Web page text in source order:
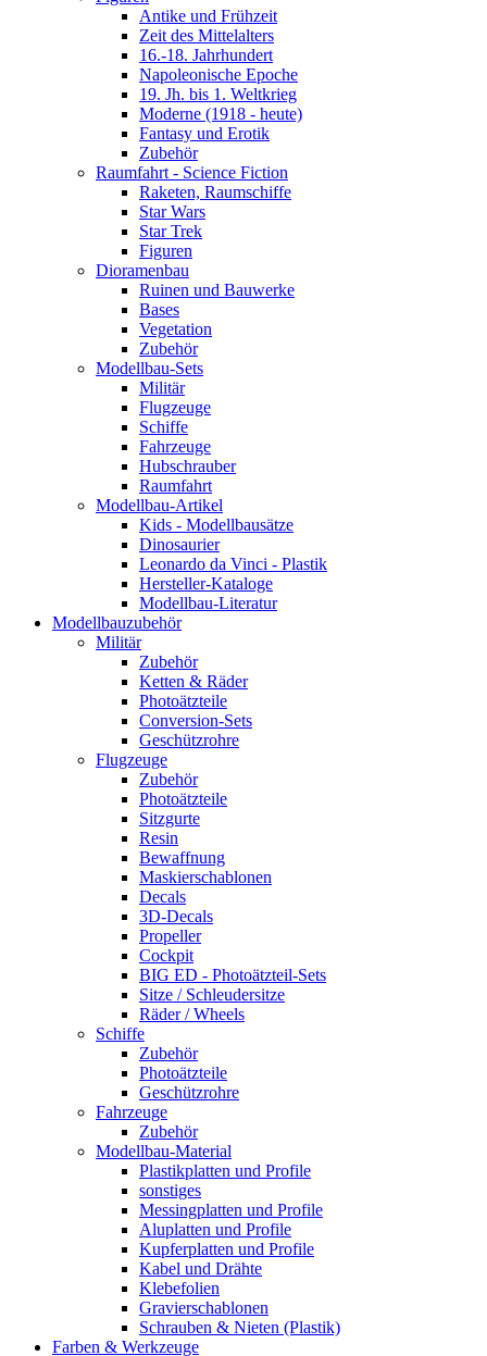
Antike und Frühzeit
Zeit des Mittelalters
16.-18. Jahrhundert
Napoleonische Epoche
19. Jh. bis 1. Weltkrieg
Moderne (1918 - heute)
Fantasy und Erotik
Zubehör
Raumfahrt - Science Fiction
Raketen, Raumschiffe
Star Wars
Star Trek
Figuren
Dioramenbau
Ruinen und Bauwerke
Bases
Vegetation
Zubehör
Modellbau-Sets
Militär
Flugzeuge
Schiffe
Fahrzeuge
Hubschrauber
Raumfahrt
Modellbau-Artikel
Kids - Modellbausätze
Dinosaurier
Leonardo da Vinci - Plastik
Hersteller-Kataloge
Modellbau-Literatur
Modellbauzubehör
Militär
Zubehör
Ketten & Räder
Photoätzteile
Conversion-Sets
Geschützrohre
Flugzeuge
Zubehör
Photoätzteile
Sitzgurte
Resin
Bewaffnung
Maskierschablonen
Decals
3D-Decals
Propeller
Cockpit
BIG ED - Photoätzteil-Sets
Sitze / Schleudersitze
Räder / Wheels
Schiffe
Zubehör
Photoätzteile
Geschützrohre
Fahrzeuge
Zubehör
Modellbau-Material
Plastikplatten und Profile
sonstiges
Messingplatten und Profile
Aluplatten und Profile
Kupferplatten und Profile
Kabel und Drähte
Klebefolien
Gravierschablonen
Schrauben & Nieten (Plastik)
Farben & Werkzeuge